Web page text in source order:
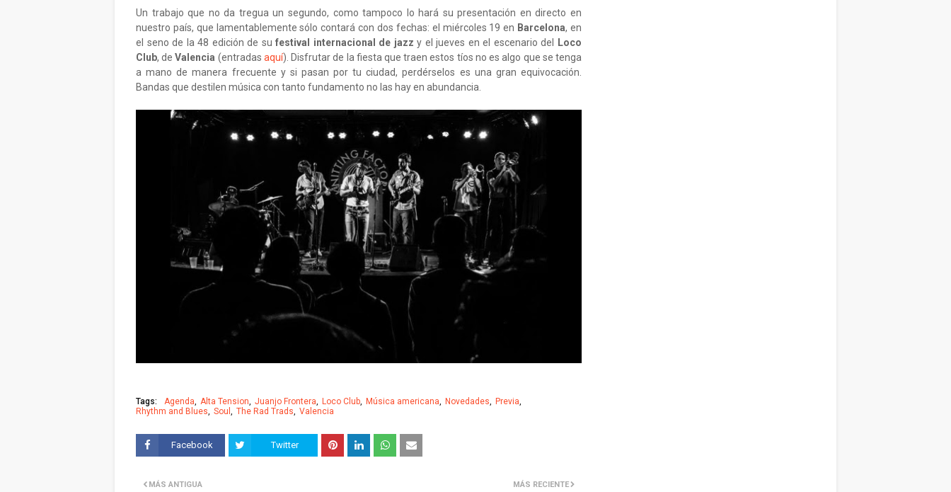
Un trabajo que no da tregua un segundo, como tampoco lo hará su presentación en directo en
nuestro país, que lamentablemente sólo contará con dos fechas: el miércoles 19 en Barcelona, en
el seno de la 48 edición de sufestival internacional de jazz y el jueves en el escenario del
Loco
Club, deValencia (entradas aquí). Disfrutar de la fiesta que traen estos tíos no es algo que se tenga
a mano de manera frecuente y si pasan por tu ciudad, perdérselos es una gran equivocación.
Bandas que destilen música con tanto fundamento no las hay en abundancia.
Tags: Agenda Alta Tension Juanjo Frontera Loco Club Música americana Novedades
Previa
Rhythm and Blues
Soul The Rad Trads Valencia
Facebook Twitter
MÁS RECIENTE
MÁS ANTIGUA